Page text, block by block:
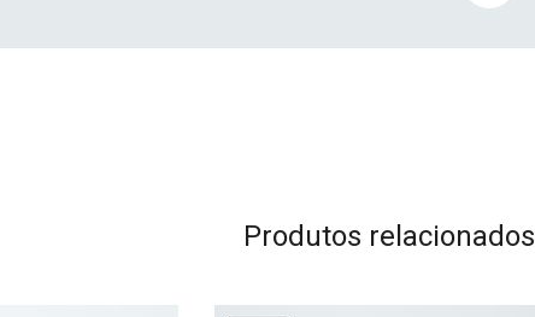
Produtos relacionados